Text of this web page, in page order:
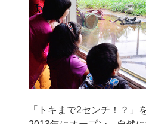
「トキまで2センチ！？」